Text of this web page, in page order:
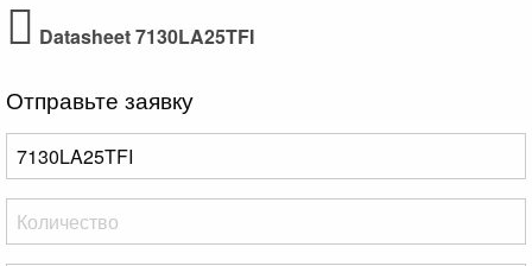
Datasheet 7130LA25TFI
Отправьте заявку